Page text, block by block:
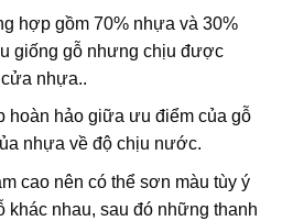
hợp gồm 70% nhựa và 30%
giống gỗ nhưng chịu được
nhựa..
hoàn hảo giữa ưu điểm của gỗ
nhựa về độ chịu nước.
cao nên có thể sơn màu tùy ý
khác nhau, sau đó những thanh